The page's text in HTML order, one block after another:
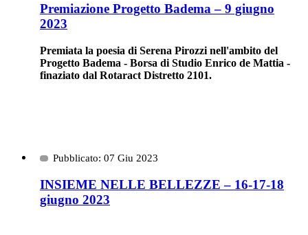
Premiazione Progetto Badema – 9 giugno
2023
Premiata la poesia di Serena Pirozzi nell'ambito del
Progetto Badema - Borsa di Studio Enrico de Mattia -
finaziato dal Rotaract Distretto 2101.
Pubblicato: 07 Giu 2023
INSIEME NELLE BELLEZZE – 16-17-18
giugno 2023